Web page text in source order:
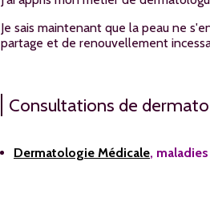
Je sais maintenant que la peau ne
partage et de renouvellement
Consultations de
Dermatologie Médicale,